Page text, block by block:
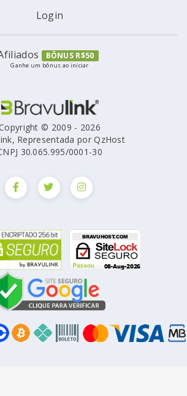
Login
BÔNUS R$50
Ganhe um bônus ao iniciar
© 2009 - 2026
Representada por QzHost
30.065.995/0001-30